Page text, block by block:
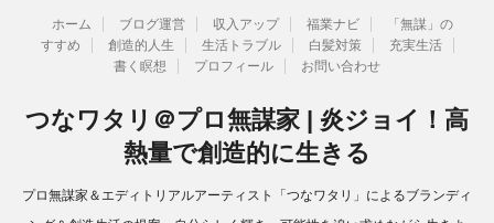
ホーム ブログ運営 収入アップ 福業ナビ
「無謀」の
すすめ
創造的人生 生活トラブル 白髪対策
充実生活
書く瞑想
プロフィール お問い合わせ
つなワタリ＠プロ無謀家 | 炎ジョイ！高
熱量で創造的に生きる
プロ無謀家＆エディトリアルアーティスト「つなワタリ」によるブランディ